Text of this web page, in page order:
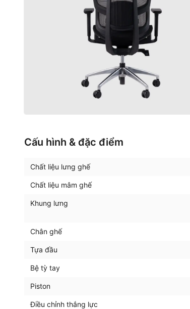
Cấu hình & đặc điểm
Chất liệu lưng ghế
Chất liệu mâm ghế
Khung lưng
Chân ghế
Tựa đầu
Bệ tỳ tay
Piston
Điều chỉnh thắng lực